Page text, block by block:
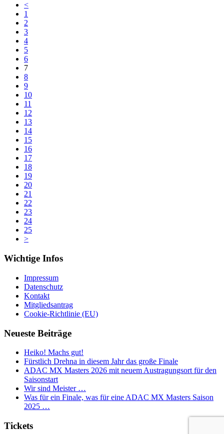
<
1
2
3
4
5
6
7
8
9
10
11
12
13
14
15
16
17
18
19
20
21
22
23
24
25
>
Wichtige Infos
Impressum
Datenschutz
Kontakt
Mitgliedsantrag
Cookie-Richtlinie (EU)
Neueste Beiträge
Heiko! Machs gut!
Fürstlich Drehna in diesem Jahr das große Finale
ADAC MX Masters 2026 mit neuem Austragungsort für den
Saisonstart
Wir sind Meister …
Was für ein Finale, was für eine ADAC MX Masters Saison
2025 …
Tickets